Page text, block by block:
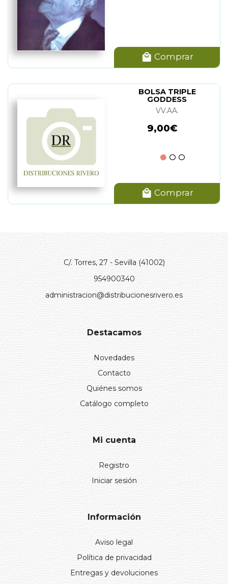
Comprar
BOLSA TRIPLE
GODDESS
VV.AA.
9,00€
Comprar
C/. Torres, 27 - Sevilla (41002)
954900340
administracion@distribucionesrivero.es
Destacamos
Novedades
Contacto
Quiénes somos
Catálogo completo
Mi cuenta
Registro
Iniciar sesión
Información
Aviso legal
Política de privacidad
Entregas y devoluciones